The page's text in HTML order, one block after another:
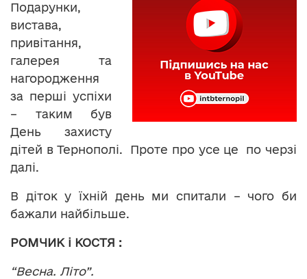
Подарунки,
вистава,
привітання,
галерея та
нагородження
за перші успіхи
– таким був
День захисту
дітей в Тернополі. Проте про усе це по черзі
далі.
В діток у їхній день ми спитали – чого би
бажали найбільше.
РОМЧИК і КОСТЯ :
“Весна. Літо”.